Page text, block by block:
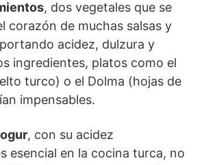
, dos vegetales que se
corazón de muchas salsas y
acidez, dulzura y
ingredientes, platos como el
turco) o el Dolma (hojas de
impensables.
, con su acidez
esencial en la cocina turca, no